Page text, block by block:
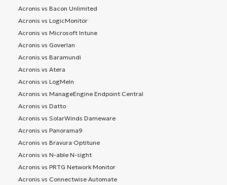
Acronis vs Bacon Unlimited
Acronis vs LogicMonitor
Acronis vs Microsoft Intune
Acronis vs Goverlan
Acronis vs Baramundi
Acronis vs Atera
Acronis vs LogMeIn
Acronis vs ManageEngine Endpoint Central
Acronis vs Datto
Acronis vs SolarWinds Dameware
Acronis vs Panorama9
Acronis vs Bravura Optitune
Acronis vs N-able N-sight
Acronis vs PRTG Network Monitor
Acronis vs Connectwise Automate